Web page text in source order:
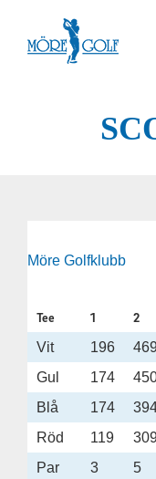
content
Möre Golfklubb
Tee 1 2
Vit
196
Gul
174
Blå
174
Röd
119
Par
3 5